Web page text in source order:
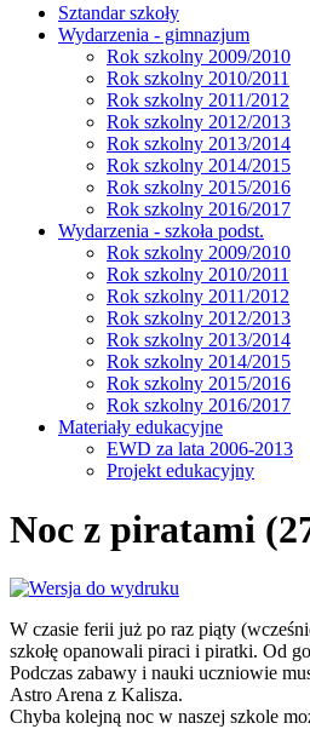
Sztandar szkoły
Wydarzenia - gimnazjum
Rok szkolny 2009/2010
Rok szkolny 2010/2011
Rok szkolny 2011/2012
Rok szkolny 2012/2013
Rok szkolny 2013/2014
Rok szkolny 2014/2015
Rok szkolny 2015/2016
Rok szkolny 2016/2017
Wydarzenia - szkoła podst.
Rok szkolny 2009/2010
Rok szkolny 2010/2011
Rok szkolny 2011/2012
Rok szkolny 2012/2013
Rok szkolny 2013/2014
Rok szkolny 2014/2015
Rok szkolny 2015/2016
Rok szkolny 2016/2017
Materiały edukacyjne
EWD za lata 2006-2013
Projekt edukacyjny
Noc z piratami
W czasie ferii już po raz piąty
szkołę opanowali piraci i piratki. Od
Podczas zabawy i nauki uczniowie
Astro Arena z Kalisza.
Chyba kolejną noc w naszej szkole